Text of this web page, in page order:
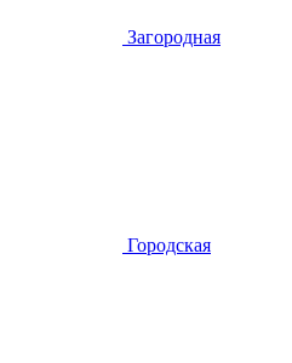
Загородная
Городская